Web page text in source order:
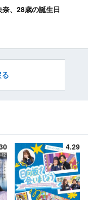
奈、28歳の誕生日
4.29